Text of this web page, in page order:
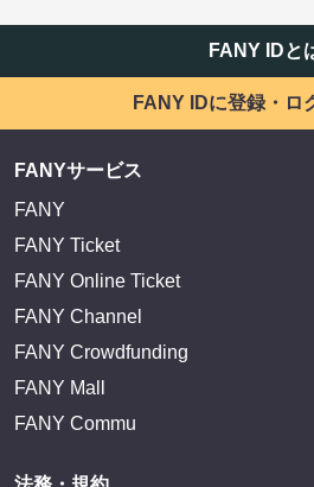
FANY IDと
FANY IDに登録・ロ
FANYサービス
FANY
FANY Ticket
FANY Online Ticket
FANY Channel
FANY Crowdfunding
FANY Mall
FANY Commu